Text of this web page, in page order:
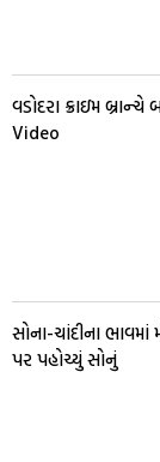
વડોદરા ક્રાઇમ બ્રાન્ચે
Video
સોના-ચાંદીના
પર પહોચ્યું સોનું